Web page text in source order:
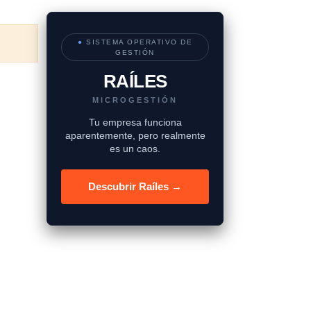
●
SISTEMA OPERATIVO DE
GESTIÓN
RAÍLES
MICROGESTIÓN
Tu empresa funciona
aparentemente, pero realmente
es un caos.
Descubrir Raíles →